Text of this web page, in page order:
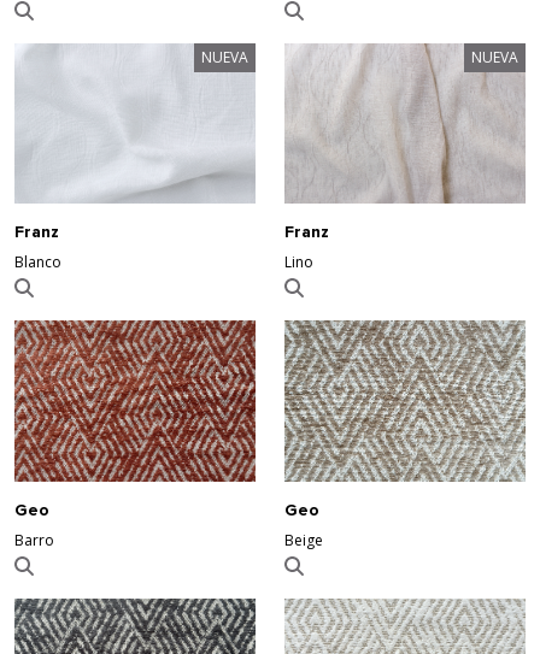
NUEVA
Franz
Blanco
NUEVA
Franz
Lino
Geo
Barro
Geo
Beige